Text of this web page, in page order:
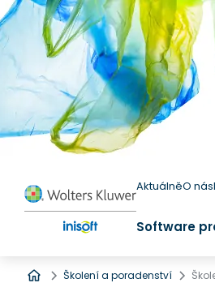
AktuálněO nás
Software
Úvod
Školení a poradenství